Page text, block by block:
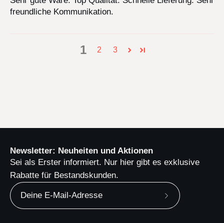
freundliche Kommunikation.
1 2 3
Newsletter: Neuheiten und Aktionen
Sei als Erster informiert. Nur hier gibt es exklusive
Rabatte für Bestandskunden.
Newsletter